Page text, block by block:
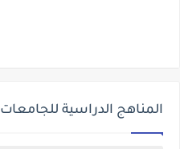
المناهج الدراسية للجامعات